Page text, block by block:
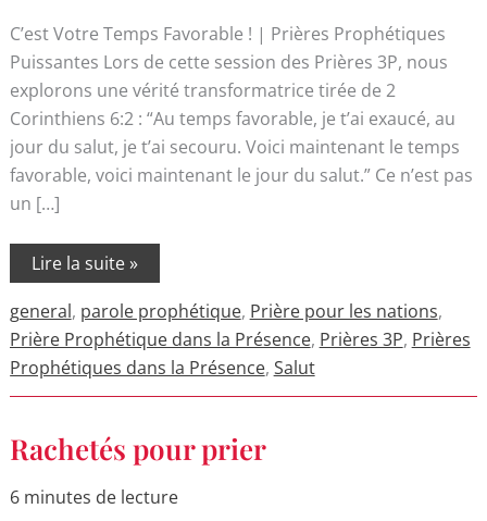
C’est Votre Temps Favorable ! | Prières Prophétiques
Puissantes Lors de cette session des Prières 3P, nous
explorons une vérité transformatrice tirée de 2
Corinthiens 6:2 : “Au temps favorable, je t’ai exaucé, au
jour du salut, je t’ai secouru. Voici maintenant le temps
favorable, voici maintenant le jour du salut.” Ce n’est pas
un […]
Lire la suite »
general, parole prophétique, Prière pour les nations,
Prière Prophétique dans la Présence, Prières 3P, Prières
Prophétiques dans la Présence, Salut
Rachetés pour prier
6 minutes de lecture
Rachetés
pour